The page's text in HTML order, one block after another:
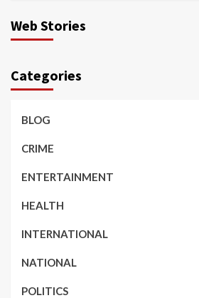
Web Stories
Categories
BLOG
CRIME
ENTERTAINMENT
HEALTH
INTERNATIONAL
NATIONAL
POLITICS